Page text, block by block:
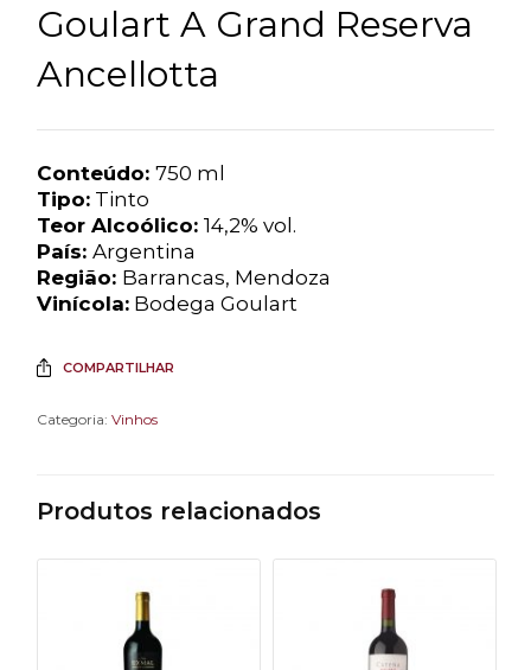
Goulart A Grand Reserva
Ancellotta
Conteúdo: 750 ml
Tipo:Tinto
Teor Alcoólico: 14,2% vol.
País: Argentina
Região: Barrancas, Mendoza
Vinícola:Bodega Goulart
COMPARTILHAR
Categoria: Vinhos
Produtos relacionados